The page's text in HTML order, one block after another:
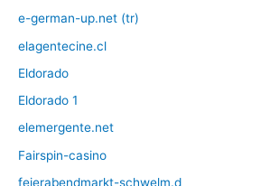
e-german-up.net (tr)
elagentecine.cl
Eldorado
Eldorado 1
elemergente.net
Fairspin-casino
feierabendmarkt-schwelm.d